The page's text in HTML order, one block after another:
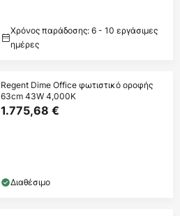
Χρόνος παράδοσης: 6 - 10 εργάσιμες
ημέρες
Regent Dime Office φωτιστικό οροφής
63cm 43W 4,000K
1.775,68 €
Διαθέσιμο